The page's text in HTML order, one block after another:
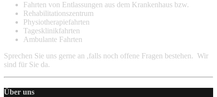
Fahrten von Entlassungen aus dem Krankenhaus bzw.
Rehabilitationszentrum
Physiotherapiefahrten
Tagesklinikfahrten
Ambulante Fahrten
Sprechen Sie uns gerne an ,falls noch offene Fragen bestehen. Wir
sind für Sie da.
Über uns